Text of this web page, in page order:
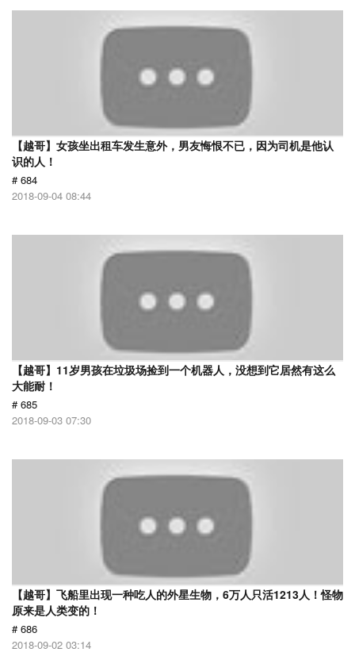
【越哥】女孩坐出租车发生意外，男友悔恨不已，因为司机是他认
识的人！
# 684
2018-09-04 08:44
【越哥】11岁男孩在垃圾场捡到一个机器人，没想到它居然有这么
大能耐！
# 685
2018-09-03 07:30
【越哥】飞船里出现一种吃人的外星生物，6万人只活1213人！怪物
原来是人类变的！
# 686
2018-09-02 03:14